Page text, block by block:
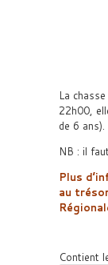
La
22h00,
de 6 ans).
NB : il
Plus
au
Contient